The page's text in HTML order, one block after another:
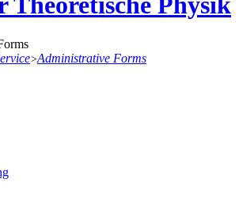
>Administrative Forms